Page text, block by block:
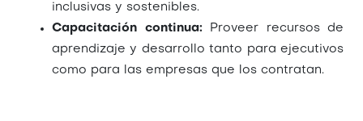
inclusivas y sostenibles.
Capacitación continua:Proveer recursos de
aprendizaje y desarrollo tanto para ejecutivos
como para las empresas que los contratan.